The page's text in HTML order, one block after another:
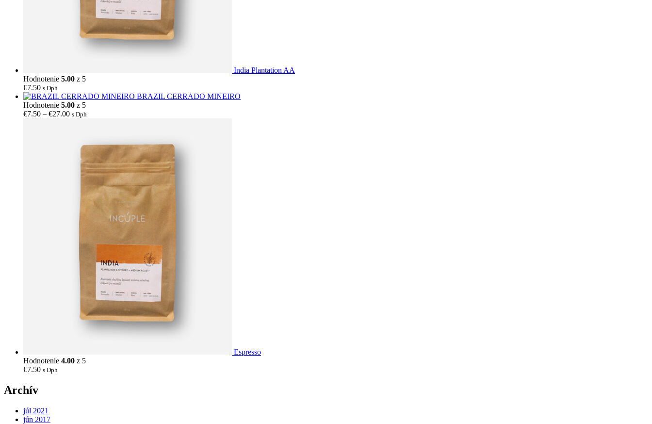
India Plantation AA
Hodnotenie 5.00 z 5
€7.50 s Dph
BRAZIL CERRADO MINEIRO
Hodnotenie 5.00 z 5
€7.50 – €27.00Price
€27.00
s Dph
Espresso
Hodnotenie 4.00 z 5
€7.50 s Dph
Archív
júl 2021
jún 2017